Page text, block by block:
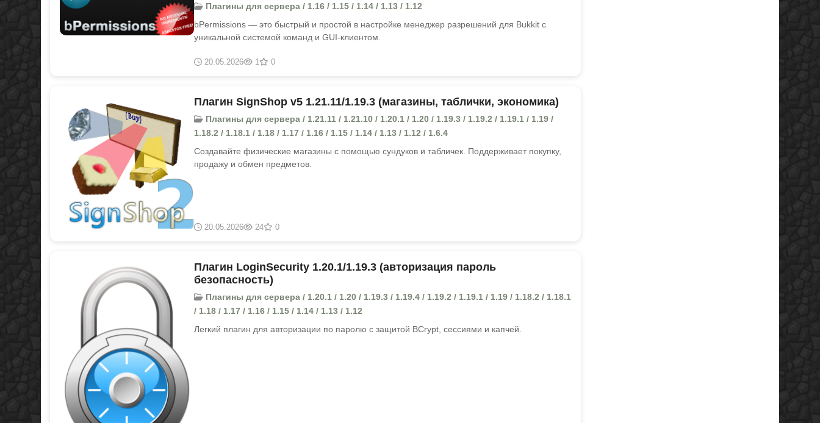
Плагины для сервера / 1.16 / 1.15 / 1.14 / 1.13 / 1.12
bPermissions — это быстрый и простой в настройке менеджер разрешений для Bukkit с
уникальной системой команд и GUI-клиентом.
20.05.2026 1 0
Плагин SignShop v5 1.21.11/1.19.3 (магазины, таблички, экономика)
Плагины для сервера / 1.21.11 / 1.21.10 / 1.20.1 / 1.20 / 1.19.3 / 1.19.2 / 1.19.1 / 1.19 /
1.18.2 / 1.18.1 / 1.18 / 1.17 / 1.16 / 1.15 / 1.14 / 1.13 / 1.12 / 1.6.4
Создавайте физические магазины с помощью сундуков и табличек. Поддерживает покупку,
продажу и обмен предметов.
20.05.2026 24 0
Плагин LoginSecurity 1.20.1/1.19.3 (авторизация пароль
безопасность)
Плагины для сервера / 1.20.1 / 1.20 / 1.19.3 / 1.19.4 / 1.19.2 / 1.19.1 / 1.19 / 1.18.2 / 1.18.1
/ 1.18 / 1.17 / 1.16 / 1.15 / 1.14 / 1.13 / 1.12
Легкий плагин для авторизации по паролю с защитой BCrypt, сессиями и капчей.